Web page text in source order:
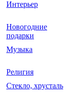
Интерьер
Новогодние
подарки
Музыка
Религия
Стекло, хрусталь